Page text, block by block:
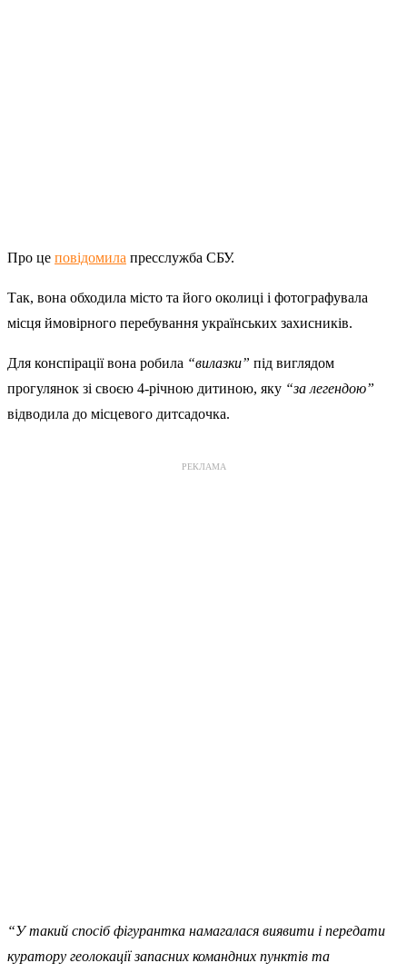
Про це повідомила пресслужба СБУ.
Так, вона обходила місто та його околиці і фотографувала
місця ймовірного перебування українських захисників.
Для конспірації вона робила “вилазки” під виглядом
прогулянок зі своєю 4-річною дитиною, яку “за легендою”
відводила до місцевого дитсадочка.
РЕКЛАМА
“У такий спосіб фігурантка намагалася виявити і передати
куратору геолокації запасних командних пунктів та